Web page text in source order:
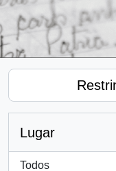
Lugar
Todos